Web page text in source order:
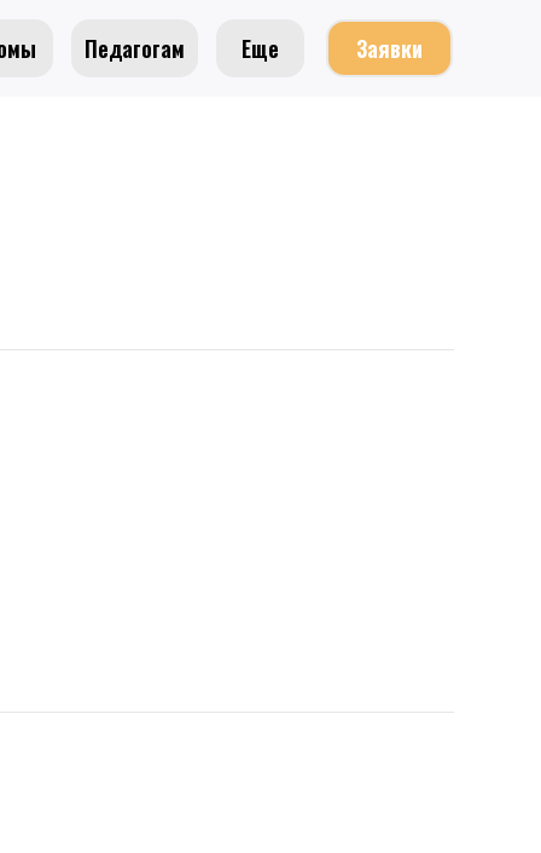
Заявки
Еще
Педагогам